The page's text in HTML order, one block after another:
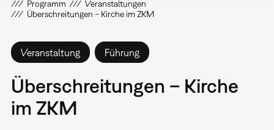
Programm
Veranstaltungen
Überschreitungen – Kirche im ZKM
Veranstaltung Führung
Überschreitungen – Kirche
im ZKM